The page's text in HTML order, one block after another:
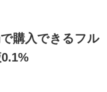
購入できるフル